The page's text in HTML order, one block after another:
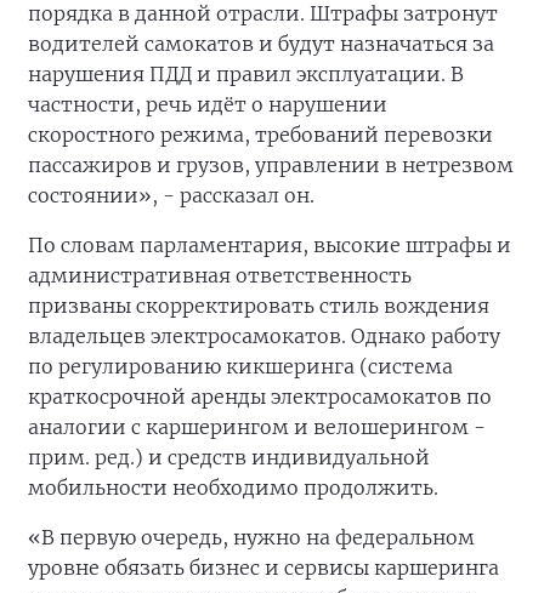
порядка в данной отрасли. Штрафы затронут
водителей самокатов и будут назначаться за
нарушения ПДД и правил эксплуатации. В
частности, речь идёт о нарушении
скоростного режима, требований перевозки
пассажиров и грузов, управлении в нетрезвом
состоянии», - рассказал он.
По словам парламентария, высокие штрафы и
административная ответственность
призваны скорректировать стиль вождения
владельцев электросамокатов. Однако работу
по регулированию кикшеринга (система
краткосрочной аренды электросамокатов по
аналогии с каршерингом и велошерингом -
прим. ред.) и средств индивидуальной
мобильности необходимо продолжить.
«В первую очередь, нужно на федеральном
уровне обязать бизнес и сервисы каршеринга